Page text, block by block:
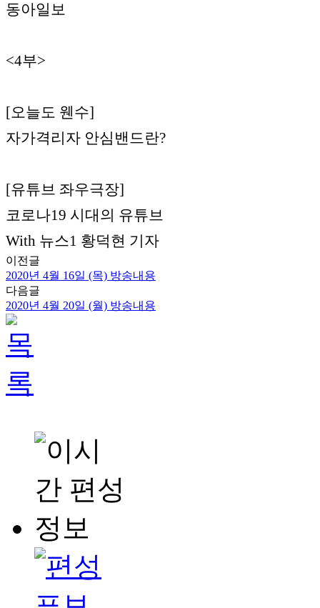
동아일보
<4부>
[오늘도 웬수]
자가격리자 안심밴드란?
[유튜브 좌우극장]
코로나19 시대의 유튜브
With 뉴스1 황덕현 기자
이전글
2020년 4월 16일 (목) 방송내용
다음글
2020년 4월 20일 (월) 방송내용